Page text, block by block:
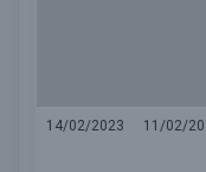
14/02/2023 11/02/